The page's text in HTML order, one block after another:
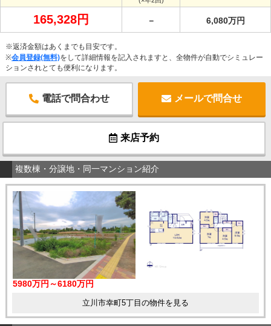
165,328円 － 6,080万円
※返済金額はあくまでも目安です。
※会員登録(無料)をして詳細情報を記入されますと、全物件が自動でシミュレー
ションされとても便利になります。
電話で問合わせ メールで問合せ
来店予約
複数棟・分譲地・同一マンション紹介
5980万円～6180万円
立川市幸町5丁目の物件を見る